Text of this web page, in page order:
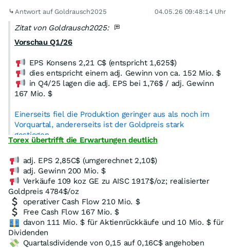
Antwort auf Goldrausch2025 04.05.26 09:48:14 Uhr
Zitat von Goldrausch2025:
Vorschau Q1/26
EPS Konsens 2,21 C$ (entspricht 1,625$)
dies entspricht einem adj. Gewinn von ca. 152 Mio. $
in Q4/25 lagen die adj. EPS bei 1,76$ / adj. Gewinn
167 Mio. $
Einerseits fiel die Produktion geringer aus als noch im
Vorquartal, andererseits ist der Goldpreis stark
gestiegen.
Torex übertrifft die Erwartungen deutlich
adj. EPS 2,85C$ (umgerechnet 2,10$)
adj. Gewinn 200 Mio. $
Verkäufe 109 koz GE zu AISC 1917$/oz; realisierter
Goldpreis 4784$/oz
operativer Cash Flow 210 Mio. $
Free Cash Flow 167 Mio. $
davon 111 Mio. $ für Aktienrückkäufe und 10 Mio. $ für
Dividenden
Quartalsdividende von 0,15 auf 0,16C$ angehoben